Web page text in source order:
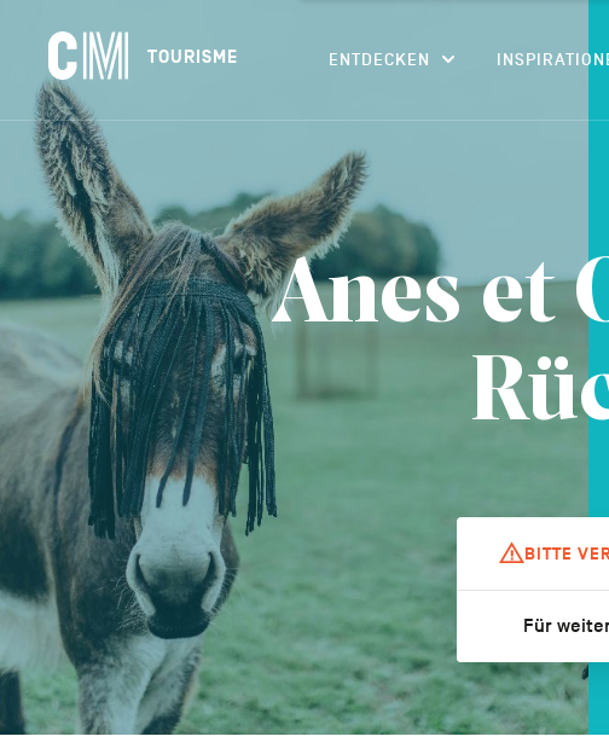
CM
Tourisme
DE
TOURISME ENTDECKEN
Aktivität,
einer
Unterkunft…Anes et
BITTE
Für